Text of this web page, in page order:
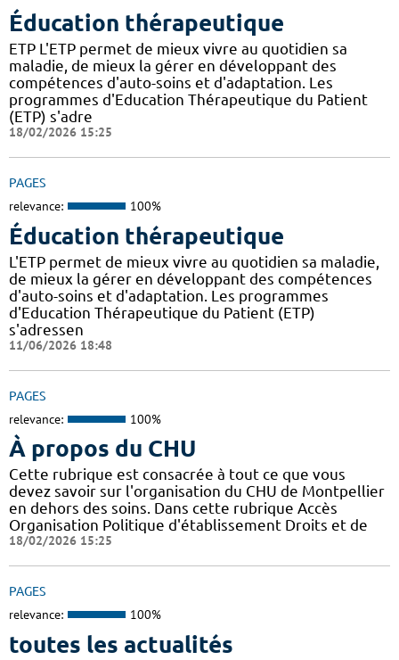
Éducation thérapeutique
ETP L'ETP permet de mieux vivre au quotidien sa
maladie, de mieux la gérer en développant des
compétences d'auto-soins et d'adaptation. Les
programmes d'Education Thérapeutique du Patient
(ETP) s'adre
18/02/2026 15:25
PAGES
relevance: 100%
Éducation thérapeutique
L'ETP permet de mieux vivre au quotidien sa maladie,
de mieux la gérer en développant des compétences
d'auto-soins et d'adaptation. Les programmes
d'Education Thérapeutique du Patient (ETP)
s'adressen
11/06/2026 18:48
PAGES
relevance: 100%
À propos du CHU
Cette rubrique est consacrée à tout ce que vous
devez savoir sur l'organisation du CHU de Montpellier
en dehors des soins. Dans cette rubrique Accès
Organisation Politique d'établissement Droits et de
18/02/2026 15:25
PAGES
relevance: 100%
toutes les actualités